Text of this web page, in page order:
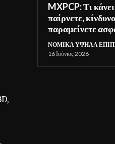
MXPCP: Τι
παίρνετε,
παραμείνετε
ΝΟΜΙΚΆ ΥΨΗΛΆ
16 Ιούνιος 2026